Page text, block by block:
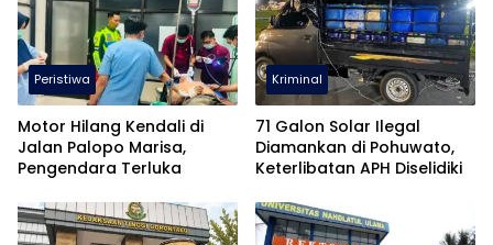
Peristiwa
Motor Hilang Kendali di
Jalan Palopo Marisa,
Pengendara Terluka
Kriminal
71 Galon Solar Ilegal
Diamankan di Pohuwato,
Keterlibatan APH Diselidiki